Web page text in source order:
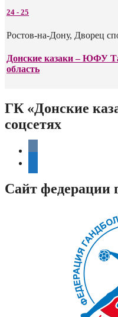
24 - 25
Ростов-на-Дону, Дворец
Донские казаки – ЮФУ
область
ГК «Донские
соцсетях
Сайт федерации